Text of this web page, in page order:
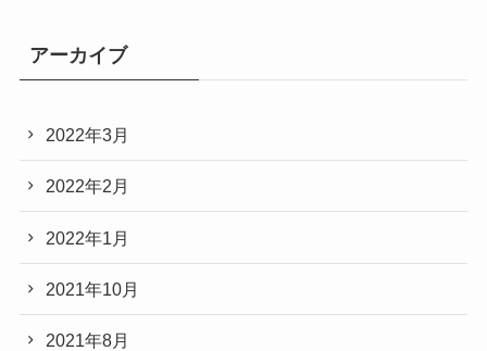
アーカイブ
2022年3月
2022年2月
2022年1月
2021年10月
2021年8月